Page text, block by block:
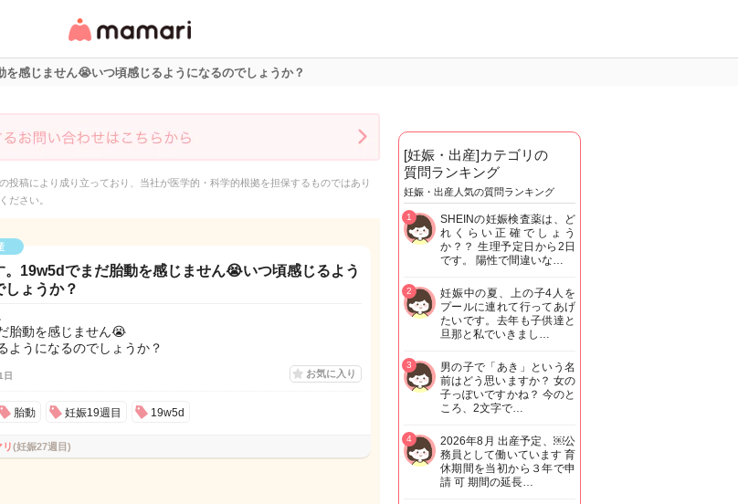
リ・情報サイト
感じません😭いつ頃感じるようになるのでしょうか？
投稿により成り立っており、当社が医学的・科学的根拠を担保するものではあり
ださい。
。19w5dでまだ胎動を感じません😭いつ頃感じるよう
しょうか？
胎動を感じません😭
ようになるのでしょうか？
日 お気に入り
胎動 妊娠19週目 19w5d
(妊娠27週目)
[妊娠・出産]カテゴリの
質問ランキング
妊娠・出産人気の質問ランキング
SHEINの妊娠検査薬は、ど
れくらい正確でしょう
か？？ 生理予定日から2日
です。 陽性で間違いな…
1
妊娠中の夏、上の子4人を
プールに連れて行ってあげ
たいです。去年も子供達と
旦那と私でいきまし…
2
男の子で「あき」という名
前はどう思いますか？ 女の
子っぽいですかね？ 今のと
ころ、2文字で…
3
2026年8月 出産予定、￼公
務員として働いています 育
休期間を当初から３年で申
請 可 期間の延長…
4